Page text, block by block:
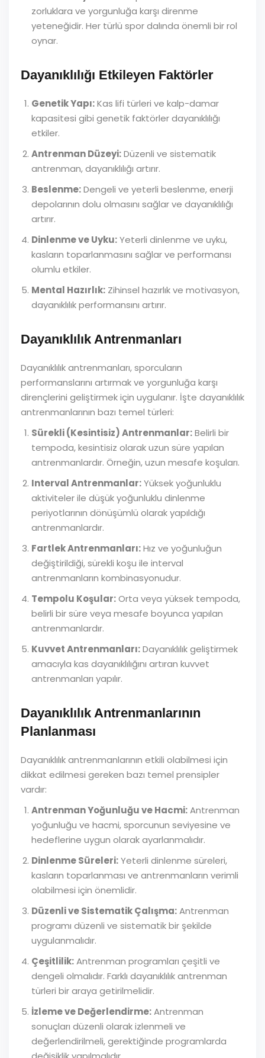
zorluklara ve yorgunluğa karşı direnme
yeteneğidir. Her türlü spor dalında önemli bir rol
oynar.
Dayanıklılığı Etkileyen Faktörler
Genetik Yapı:Kas lifi türleri ve kalp-damar
kapasitesi gibi genetik faktörler dayanıklılığı
etkiler.
Antrenman Düzeyi:Düzenli ve sistematik
antrenman, dayanıklılığı artırır.
Beslenme:Dengeli ve yeterli beslenme, enerji
depolarının dolu olmasını sağlar ve dayanıklılığı
artırır.
Dinlenme ve Uyku:Yeterli dinlenme ve uyku,
kasların toparlanmasını sağlar ve performansı
olumlu etkiler.
Mental Hazırlık: Zihinsel hazırlık ve motivasyon,
dayanıklılık performansını artırır.
Dayanıklılık Antrenmanları
Dayanıklılık antrenmanları, sporcuların
performanslarını artırmak ve yorgunluğa karşı
dirençlerini geliştirmek için uygulanır. İşte dayanıklılık
antrenmanlarının bazı temel türleri:
Sürekli (Kesintisiz) Antrenmanlar:Belirli bir
tempoda, kesintisiz olarak uzun süre yapılan
antrenmanlardır. Örneğin, uzun mesafe koşuları.
Interval Antrenmanlar:Yüksek yoğunluklu
aktiviteler ile düşük yoğunluklu dinlenme
periyotlarının dönüşümlü olarak yapıldığı
antrenmanlardır.
Fartlek Antrenmanları:Hız ve yoğunluğun
değiştirildiği, sürekli koşu ile interval
antrenmanların kombinasyonudur.
Tempolu Koşular:Orta veya yüksek tempoda,
belirli bir süre veya mesafe boyunca yapılan
antrenmanlardır.
Kuvvet Antrenmanları:Dayanıklılık geliştirmek
amacıyla kas dayanıklılığını artıran kuvvet
antrenmanları yapılır.
Dayanıklılık Antrenmanlarının
Planlanması
Dayanıklılık antrenmanlarının etkili olabilmesi için
dikkat edilmesi gereken bazı temel prensipler
vardır:
Antrenman Yoğunluğu ve Hacmi:Antrenman
yoğunluğu ve hacmi, sporcunun seviyesine ve
hedeflerine uygun olarak ayarlanmalıdır.
Dinlenme Süreleri:Yeterli dinlenme süreleri,
kasların toparlanması ve antrenmanların verimli
olabilmesi için önemlidir.
Düzenli ve Sistematik Çalışma:Antrenman
programı düzenli ve sistematik bir şekilde
uygulanmalıdır.
Çeşitlilik:Antrenman programları çeşitli ve
dengeli olmalıdır. Farklı dayanıklılık antrenman
türleri bir araya getirilmelidir.
İzleme ve Değerlendirme:Antrenman
sonuçları düzenli olarak izlenmeli ve
değerlendirilmeli, gerektiğinde programlarda